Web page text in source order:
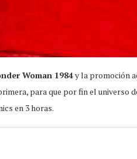
Woman 1984y la promoción
para que por fin el universo
en 3 horas.